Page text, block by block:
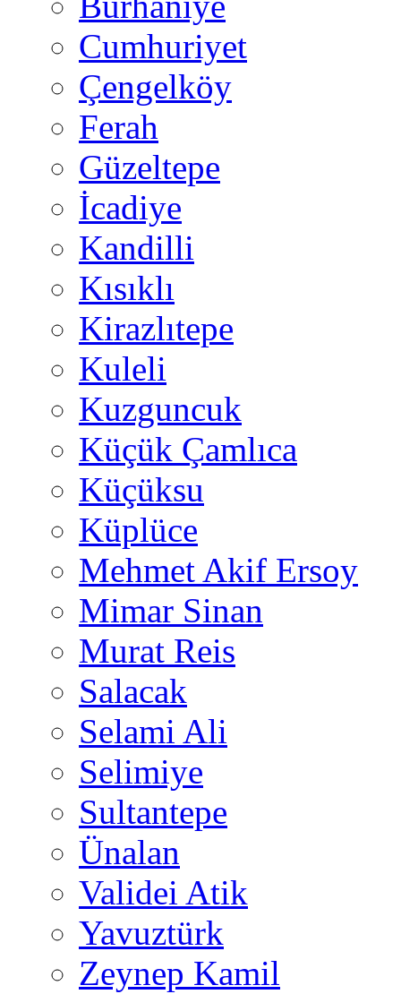
Cumhuriyet
Çengelköy
Ferah
Güzeltepe
İcadiye
Kandilli
Kısıklı
Kirazlıtepe
Kuleli
Kuzguncuk
Küçük Çamlıca
Küçüksu
Küplüce
Mehmet Akif Ersoy
Mimar Sinan
Murat Reis
Salacak
Selami Ali
Selimiye
Sultantepe
Ünalan
Validei Atik
Yavuztürk
Zeynep Kamil